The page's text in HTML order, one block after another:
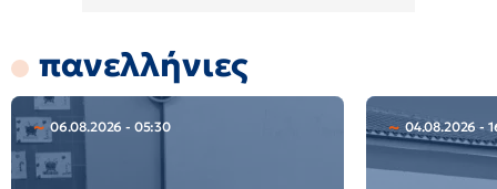
πανελλήνιες
06.08.2026 - 05:30 04.08.2026 -